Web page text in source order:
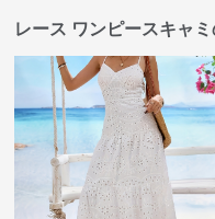
レース ワンピースキャ